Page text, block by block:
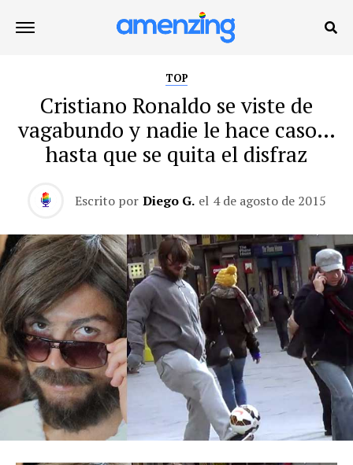
TOP
Cristiano Ronaldo se viste de
vagabundo y nadie le hace caso…
hasta que se quita el disfraz
Escrito por Diego G. el 4 de agosto de 2015